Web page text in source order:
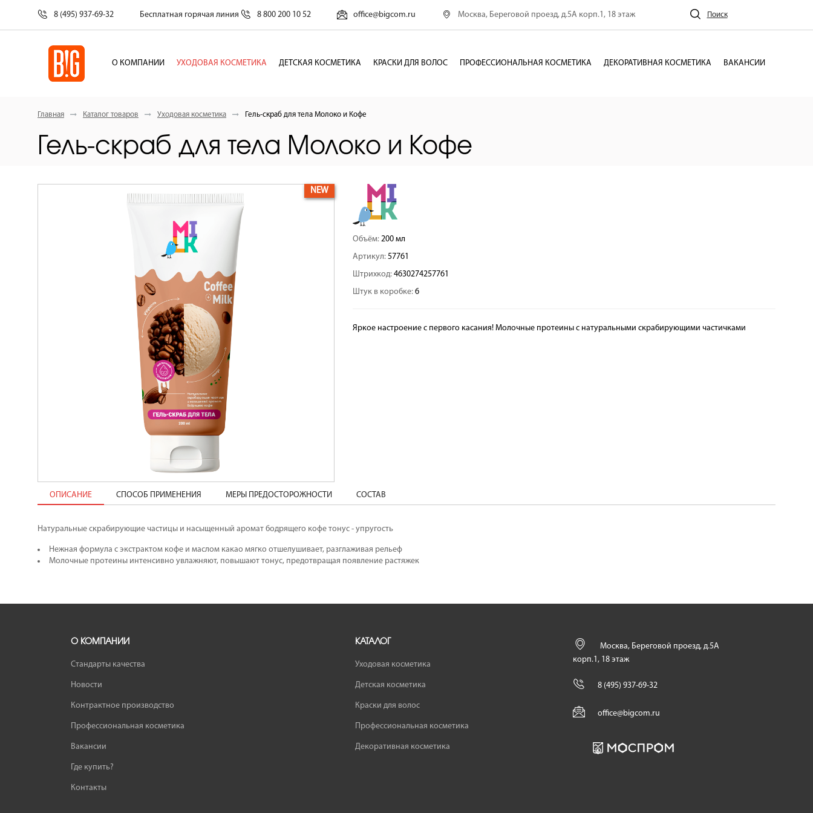
8 (495) 937-69-32 Бесплатная горячая линия 8 800 200 10 52 office@bigcom.ru Москва, Береговой проезд, д.5А корп.1, 18 этаж Поиск
О КОМПАНИИ УХОДОВАЯ КОСМЕТИКА ДЕТСКАЯ КОСМЕТИКА КРАСКИ ДЛЯ ВОЛОС ПРОФЕССИОНАЛЬНАЯ КОСМЕТИКА ДЕКОРАТИВНАЯ КОСМЕТИКА ВАКАНСИИ
Главная Каталог товаров Уходовая косметика Гель-скраб для тела Молоко и Кофе
Гель-скраб для тела Молоко и Кофе
NEW
Объём: 200 мл
Артикул: 57761
Штрихкод: 4630274257761
Штук в коробке: 6
Яркое настроение с первого касания! Молочные протеины с натуральными скрабирующими частичками
ОПИСАНИЕ СПОСОБ ПРИМЕНЕНИЯ МЕРЫ ПРЕДОСТОРОЖНОСТИ СОСТАВ
Натуральные скрабирующие частицы и насыщенный аромат бодрящего кофе тонус - упругость
Нежная формула с экстрактом кофе и маслом какао мягко отшелушивает, разглаживая рельеф
Молочные протеины интенсивно увлажняют, повышают тонус, предотвращая появление растяжек
О КОМПАНИИ
Стандарты качества
Новости
Контрактное производство
Профессиональная косметика
Вакансии
Где купить?
Контакты
КАТАЛОГ
Уходовая косметика
Детская косметика
Краски для волос
Профессиональная косметика
Декоративная косметика
Москва, Береговой проезд, д.5А
корп.1, 18 этаж
8 (495) 937-69-32
office@bigcom.ru